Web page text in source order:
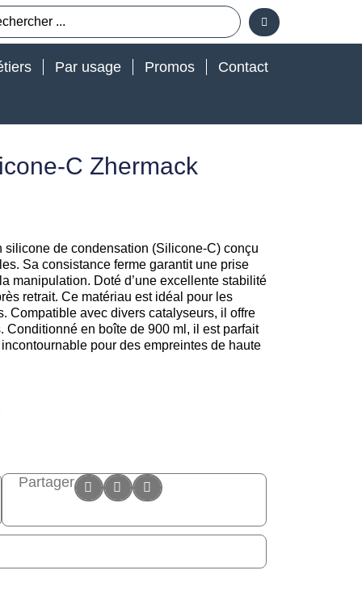
Par usage Promos Contact
C Zhermack
silicone de condensation (Silicone-C) conçu
Sa consistance ferme garantit une prise
manipulation. Doté d’une excellente stabilité
retrait. Ce matériau est idéal pour les
Compatible avec divers catalyseurs, il offre
en boîte de 900 ml, il est parfait
pour des empreintes de haute
Partager